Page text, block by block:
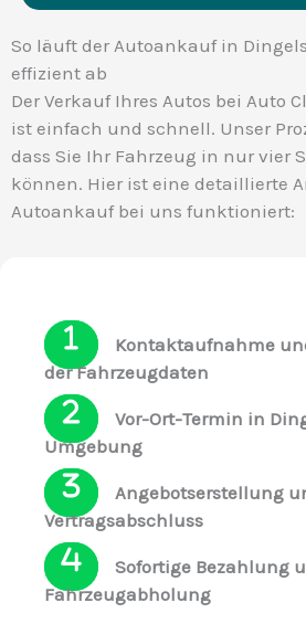
So läuft der Autoankauf in
effizient ab
Der Verkauf Ihres Autos bei Auto
ist einfach und schnell. Unser
dass Sie Ihr Fahrzeug in nur vier
können. Hier ist eine detaillierte
Autoankauf bei uns funktioniert:
Kontaktaufnahme
der Fahrzeugdaten
Vor-Ort-Termin in
Umgebung
Angebotserstellung
Vertragsabschluss
Sofortige Bezahlung
Fahrzeugabholung